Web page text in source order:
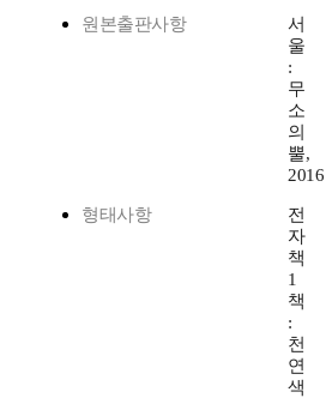
원본출판사항
서
울
:
무
소
의
뿔,
2016
형태사항
전
자
책
1
책
:
천
연
색